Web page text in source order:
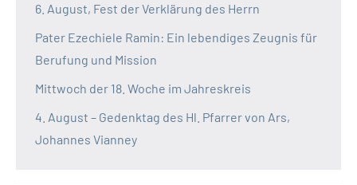
6. August, Fest der Verklärung des Herrn
Pater Ezechiele Ramin: Ein lebendiges Zeugnis für
Berufung und Mission
Mittwoch der 18. Woche im Jahreskreis
4. August – Gedenktag des Hl. Pfarrer von Ars,
Johannes Vianney